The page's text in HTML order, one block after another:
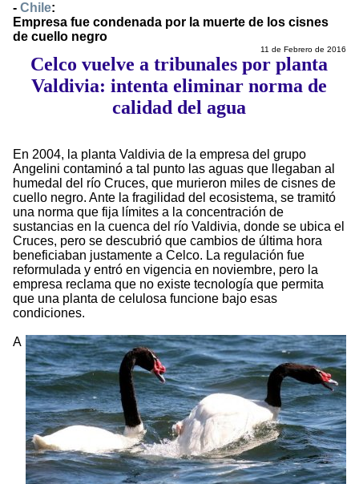
- Chile:
Empresa fue condenada por la muerte de los cisnes
de cuello negro
11 de Febrero de 2016
Celco vuelve a tribunales por planta
Valdivia: intenta eliminar norma de
calidad del agua
En 2004, la planta Valdivia de la empresa del grupo
Angelini contaminó a tal punto las aguas que llegaban al
humedal del río Cruces, que murieron miles de cisnes de
cuello negro. Ante la fragilidad del ecosistema, se tramitó
una norma que fija límites a la concentración de
sustancias en la cuenca del río Valdivia, donde se ubica el
Cruces, pero se descubrió que cambios de última hora
beneficiaban justamente a Celco. La regulación fue
reformulada y entró en vigencia en noviembre, pero la
empresa reclama que no existe tecnología que permita
que una planta de celulosa funcione bajo esas
condiciones.
A